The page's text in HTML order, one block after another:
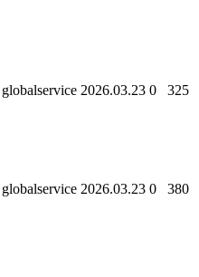
globalservice 2026.03.23 0 325
globalservice 2026.03.23 0 380